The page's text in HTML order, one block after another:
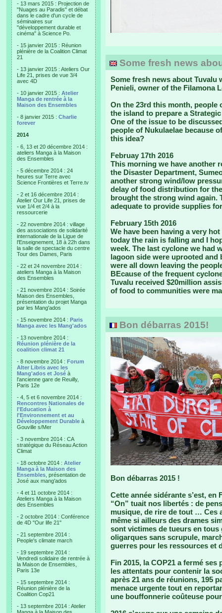
- 13 mars 2015 : Projection de
"Nuages au Paradis" et débat
dans le cadre d'un cycle de
séminaires sur
"développement durable et
cinéma" à Science Po.
- 15 janvier 2015 : Réunion
plénière de la Coalition Climat
21
- 13 janvier 2015 : Ateliers Our
Life 21, prises de vue 3/4
avec 4D
- 10 janvier 2015 : Atelier
Manga de rentrée à la
Maison des Ensembles
- 8 janvier 2015 : Charlie
forever
2014
- 6, 13 et 20 décembre 2014 :
ateliers Manga à la Maison
des Ensembles
- 5 décembre 2014 : 24
heures sur Terre avec
Science Frontières et Terre.tv
- 2 et 16 décembre 2014 :
Atelier Our Life 21, prises de
vue 1/4 et 2/4 à la
ressourcerie
- 22 novembre 2014 : village
des associations de solidarité
internationale de la Ligue de
l'Enseignement, 18 à 22h dans
la salle de spectacle du centre
Tour des Dames, Paris
- 22 et 24 novembre 2014 :
ateliers Manga à la Maison
des Ensembles
- 21 novembre 2014 : Soirée
Maison des Ensembles,
présentation du projet Manga
par les Mang'ados
- 15 novembre 2014 : Paris
Manga avec les Mang'ados
- 13 novembre 2014 :
Réunion plénière de la
coalition climat 21
- 8 novembre 2014 : Forum
Alter Libris avec les
Mang'ados et José à
l'ancienne gare de Reuilly,
Paris 12e
- 4, 5 et 6 novembre 2014 :
Rencontres Nationales de
l'Education à
l'Environnement et au
Développement Durable à
Gouville s/Mer
- 3 novembre 2014 : CA
stratégique du Réseau Action
Climat
- 18 octobre 2014 : Atelier
Manga à la Maison des
Ensembles , présentation de
José aux mang'ados
- 4 et 11 octobre 2014 :
Ateliers Manga à la Maison
des Ensembles
- 2 octobre 2014 : Conférence
de 4D "Our life 21"
- 21 septembre 2014 :
People's climate march
- 19 septembre 2014 :
Vendredi solidaire de rentrée à
la Maison de Ensembles,
Paris 13e
- 15 septembre 2014 :
Réunion plénière de la
Coalition Cop21
- 13 septembre 2014 : Atelier
Some fresh news
Some fresh news about Tuvalu
Penieli, owner of the Filamona
On the 23rd this month, people
the island to prepare a
One of the issue to be
people of Nukulaelae because
this idea?
Februay 17th 2016
This morning we have another
the Disaster Department,
another strong wind/low
delay of food distribution for
brought the strong wind again.
adequate to provide supplies
February 15th 2016
We have been having a very
today the rain is falling and I
week. The last cyclone we had
lagoon side were uprooted
were all down leaving the
BEcause of the frequent
Tuvalu received $20million
of food to communities were
Bon débarras 2015!
Bon débarras 2015 !
Cette année sidérante s’est, en
“On” tuait nos libertés : de
musique, de rire de tout … Ces
même si ailleurs des drames
sont victimes de tueurs en
oligarques sans scrupule,
guerres pour les ressources et
Fin 2015, la COP21 a fermé
les attentats pour contenir la
après 21 ans de réunions, 195
menace urgente tout en
une bouffonnerie coûteuse